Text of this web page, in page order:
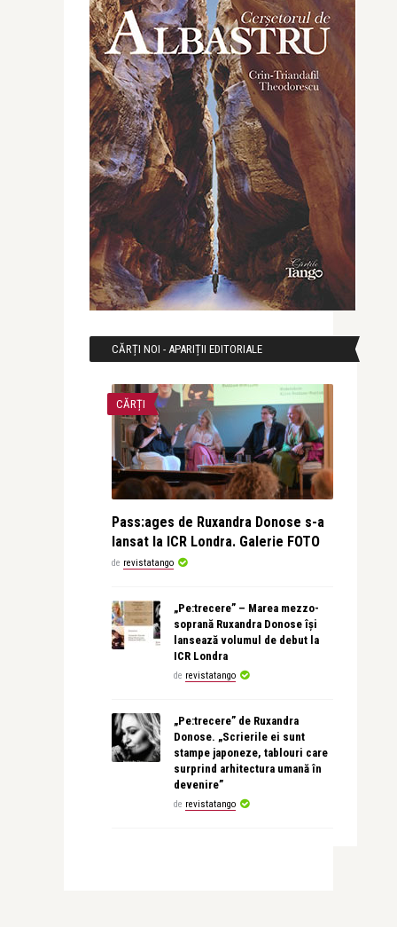
CĂRȚI NOI - APARIȚII EDITORIALE
CĂRȚI
Pass:ages de Ruxandra Donose s-a
lansat la ICR Londra. Galerie FOTO
de revistatango
„Pe:trecere” – Marea mezzo-
soprană Ruxandra Donose își
lansează volumul de debut la
ICR Londra
de revistatango
„Pe:trecere” de Ruxandra
Donose. „Scrierile ei sunt
stampe japoneze, tablouri care
surprind arhitectura umană în
devenire”
de revistatango